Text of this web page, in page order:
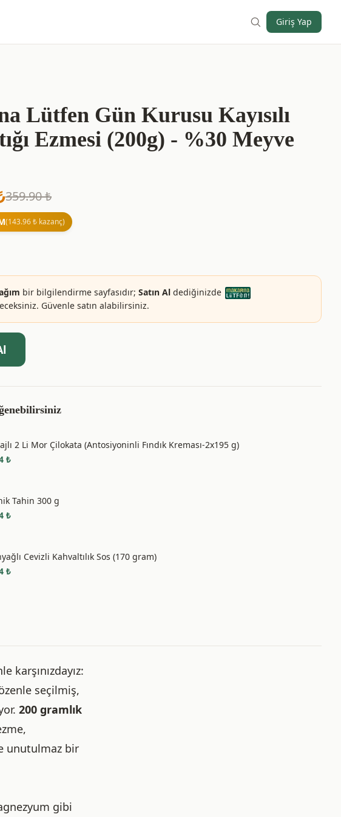
Giriş Yap
Lütfen Gün Kurusu Kayısılı
Ezmesi (200g) - %30 Meyve
359.90₺
(143.96₺ kazanç)
bir bilgilendirme sayfasıdır; Satın Al dediğinizde
Güvenle satın alabilirsiniz.
2 Li Mor Çilokata (Antosiyoninli Fındık Kreması-2x195 g)
₺
Tahin 300 g
₺
Cevizli Kahvaltılık Sos (170 gram)
₺
karşınızdayız:
seçilmiş,
200 gramlık
unutulmaz bir
gibi